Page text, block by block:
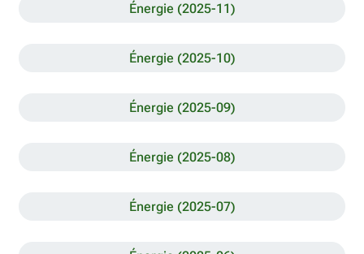
Énergie (2025-11)
Énergie (2025-10)
Énergie (2025-09)
Énergie (2025-08)
Énergie (2025-07)